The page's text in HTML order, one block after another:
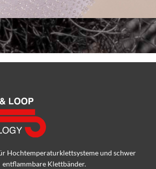
Hochtemperatur­klettsysteme und schwer
entflammbare Klettbänder.